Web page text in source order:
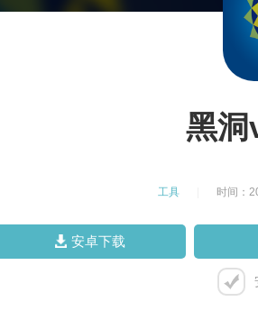
黑洞
工具 时间：
安卓下载